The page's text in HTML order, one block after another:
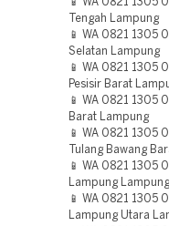
📱 WA 0821 1305
Tengah Lampung
📱 WA 0821 1305
Selatan Lampung
📱 WA 0821 1305
Pesisir Barat
📱 WA 0821 1305
Barat Lampung
📱 WA 0821 1305
Tulang Bawang
📱 WA 0821 1305
Lampung Lampung
📱 WA 0821 1305
Lampung Utara